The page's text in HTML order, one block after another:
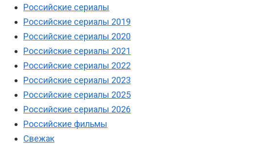
Российские сериалы
Российские сериалы 2019
Российские сериалы 2020
Российские сериалы 2021
Российские сериалы 2022
Российские сериалы 2023
Российские сериалы 2025
Российские сериалы 2026
Российские фильмы
Свежак